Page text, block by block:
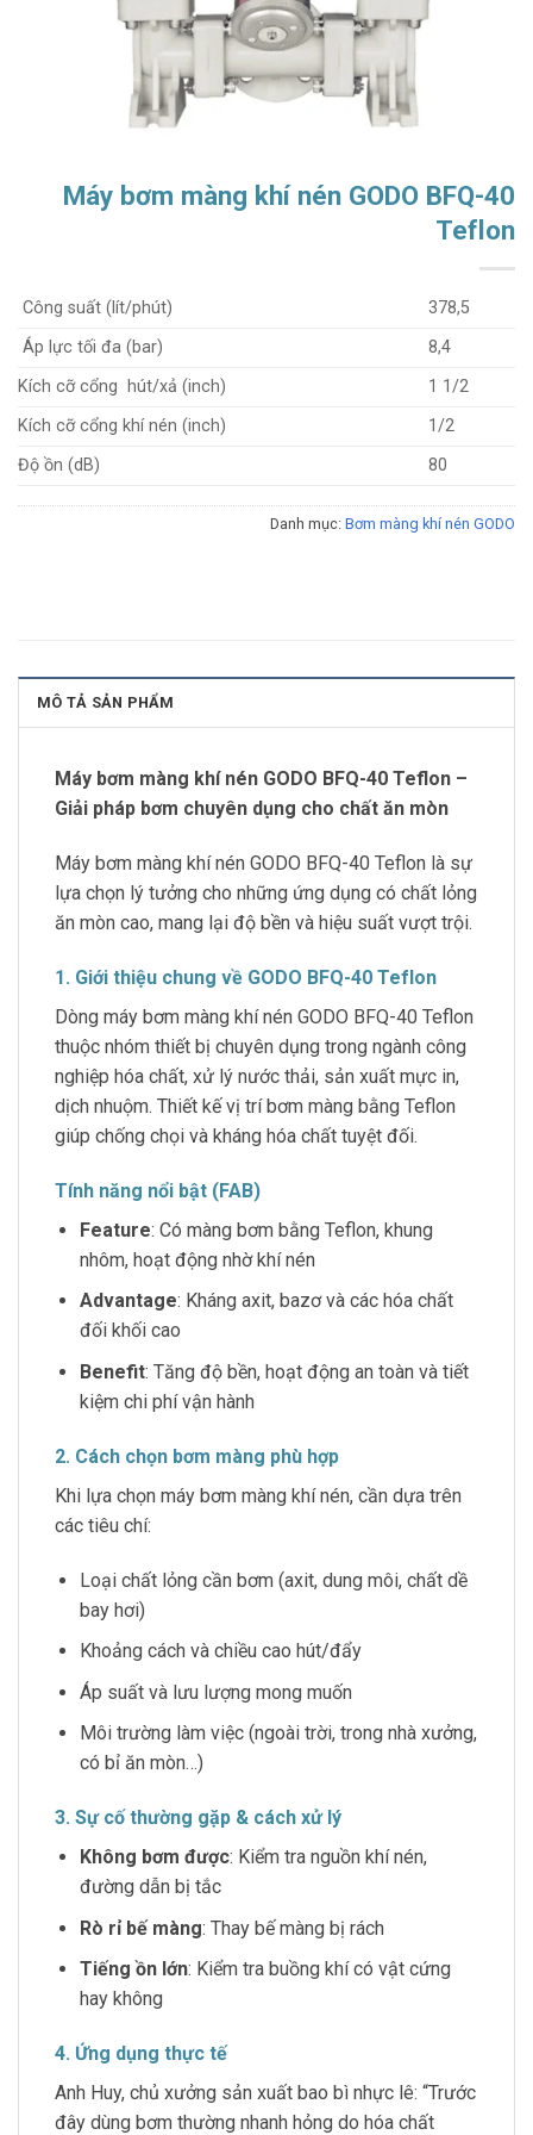
Máy bơm màng khí nén GODO BFQ-40
Teflon
Công suất (lít/phút)
378,5
Áp lực tối đa (bar)
8,4
Kích cỡ cổng hút/xả (inch)
1 1/2
Kích cỡ cổng khí nén (inch)
1/2
Độ ồn (dB)
80
Danh mục: Bơm màng khí nén GODO
MÔ TẢ SẢN PHẨM
Máy bơm màng khí nén GODO BFQ-40 Teflon –
Giải pháp bơm chuyên dụng cho chất ăn mòn
Máy bơm màng khí nén GODO BFQ-40 Teflon là sự
lựa chọn lý tưởng cho những ứng dụng có chất lỏng
ăn mòn cao, mang lại độ bền và hiệu suất vượt trội.
1. Giới thiệu chung về GODO BFQ-40 Teflon
Dòng máy bơm màng khí nén GODO BFQ-40 Teflon
thuộc nhóm thiết bị chuyên dụng trong ngành công
nghiệp hóa chất, xử lý nước thải, sản xuất mực in,
dịch nhuộm. Thiết kế vị trí bơm màng bằng Teflon
giúp chống chọi và kháng hóa chất tuyệt đối.
Tính năng nổi bật (FAB)
Feature: Có màng bơm bằng Teflon, khung
nhôm, hoạt động nhờ khí nén
Advantage: Kháng axit, bazơ và các hóa chất
đối khối cao
Benefit: Tăng độ bền, hoạt động an toàn và tiết
kiệm chi phí vận hành
2. Cách chọn bơm màng phù hợp
Khi lựa chọn máy bơm màng khí nén, cần dựa trên
các tiêu chí:
Loại chất lỏng cần bơm (axit, dung môi, chất dề
bay hơi)
Khoảng cách và chiều cao hút/đẩy
Áp suất và lưu lượng mong muốn
Môi trường làm việc (ngoài trời, trong nhà xưởng,
có bỉ ăn mòn…)
3. Sự cố thường gặp & cách xử lý
Không bơm được: Kiểm tra nguồn khí nén,
đường dẫn bị tắc
Rò rỉ bế màng: Thay bế màng bị rách
Tiếng ồn lớn: Kiểm tra buồng khí có vật cứng
hay không
4. Ứng dụng thực tế
Anh Huy, chủ xưởng sản xuất bao bì nhực lê: “Trước
đây dùng bơm thường nhanh hỏng do hóa chất